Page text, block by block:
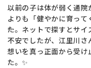
ChatGPTに相談し、大
イトを見てすぐに
た。掲載基準もきちんと
る」と思えました🌸
以前の子は体が弱く通院
よりも「健やかに育っ
た。ネットで探すとサイ
不安でしたが、江里川さ
想いを真っ正面から受け
た。✨